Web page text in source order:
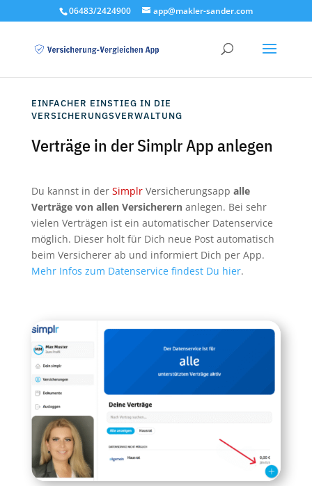
06483/2424900 app@makler-sander.com
EINFACHER EINSTIEG IN DIE
VERSICHERUNGSVERWALTUNG
Verträge in der Simplr App anlegen
Du kannst in der SimplrVersicherungsapp alle
Verträge von allen Versicherernanlegen. Bei sehr
vielen Verträgen ist ein automatischer Datenservice
möglich. Dieser holt für Dich neue Post automatisch
beim Versicherer ab und informiert Dich per App.
Mehr Infos zum Datenservice findest Du hier.